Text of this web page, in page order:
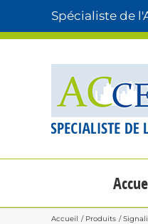
contenu
Spécialiste de
Accueil Produits